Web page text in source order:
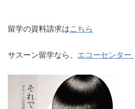
留学の資料請求はこちら
サスーン留学なら、 エコーセンター